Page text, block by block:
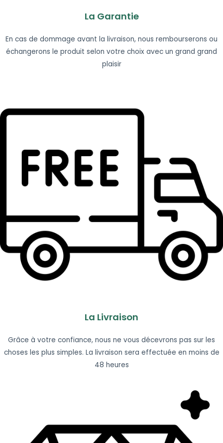
La Garantie
En cas de dommage avant la livraison, nous rembourserons ou
échangerons le produit selon votre choix avec un grand grand
plaisir
La Livraison
Grâce à votre confiance, nous ne vous décevrons pas sur les
choses les plus simples. La livraison sera effectuée en moins de
48 heures